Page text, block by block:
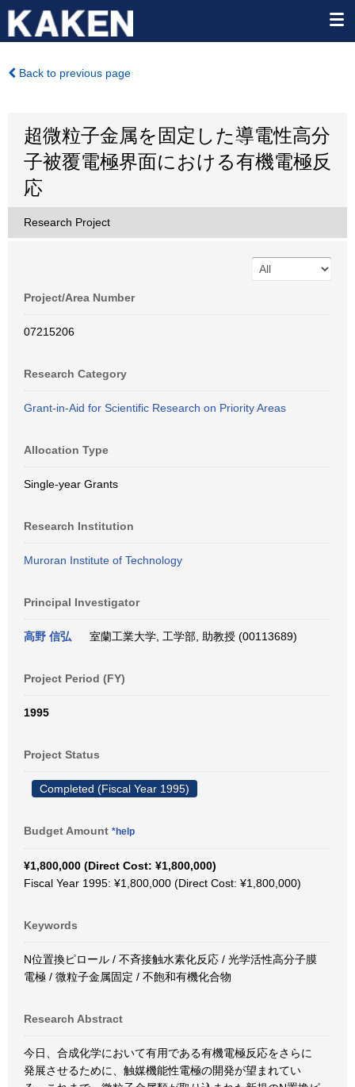
Back to previous page
超微粒子金属を固定した導電性高分
子被覆電極界面における有機電極反
応
Research Project
Project/Area Number
07215206
Research Category
Grant-in-Aid for Scientific Research on Priority Areas
Allocation Type
Single-year Grants
Research Institution
Muroran Institute of Technology
Principal Investigator
高野 信弘 室蘭工業大学, 工学部, 助教授 (00113689)
Project Period (FY)
1995
Project Status
Completed (Fiscal Year 1995)
Budget Amount *help
¥1,800,000 (Direct Cost: ¥1,800,000)
Fiscal Year 1995: ¥1,800,000 (Direct Cost: ¥1,800,000)
Keywords
N位置換ピロール / 不斉接触水素化反応 / 光学活性高分子膜
電極 / 微粒子金属固定 / 不飽和有機化合物
Research Abstract
今日、合成化学において有用である有機電極反応をさらに
発展させるために、触媒機能性電極の開発が望まれてい